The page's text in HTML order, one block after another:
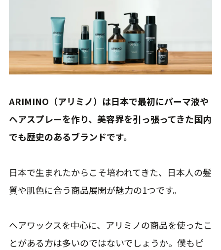
ARIMINO（アリミノ）は日本で最初にパーマ液や
ヘアスプレーを作り、美容界を引っ張ってきた国内
でも歴史のあるブランドです。
日本で生まれたからこそ培われてきた、日本人の髪
質や肌色に合う商品展開が魅力の1つです。
ヘアワックスを中心に、アリミノの商品を使ったこ
とがある方は多いのではないでしょうか。僕もピ